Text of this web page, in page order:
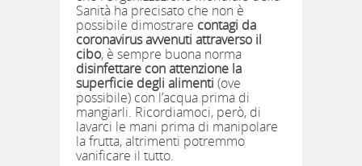
Sanità ha precisato che non è
possibile dimostrare contagi da
coronavirus avvenuti attraverso il
cibo, è sempre buona norma
disinfettare con attenzione la
superficie degli alimenti (ove
possibile) con l’acqua prima di
mangiarli. Ricordiamoci, però, di
lavarci le mani prima di manipolare
la frutta, altrimenti potremmo
vanificare il tutto.